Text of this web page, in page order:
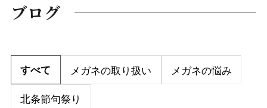
ブログ
すべて メガネの取り扱い
メガネの悩み
北条節句祭り